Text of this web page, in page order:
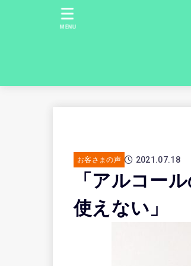
MENU
お客さまの声 2021.07.18
「アルコー
使えない」